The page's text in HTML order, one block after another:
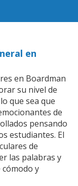
en
en Boardman
su nivel de
que sea que
de
pensando
estudiantes. El
de
las palabras y
y